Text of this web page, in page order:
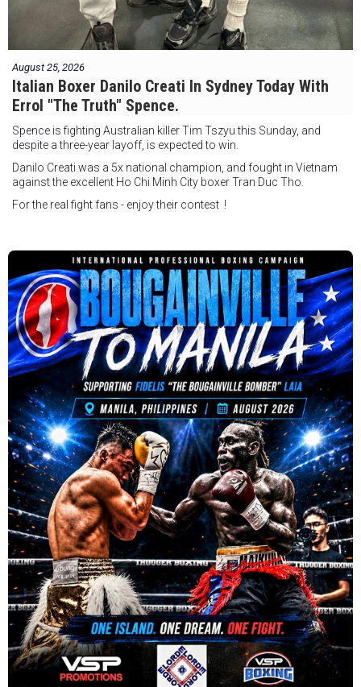
August 25, 2026
Italian Boxer Danilo Creati In Sydney Today With
Errol "The Truth" Spence.
Spence is fighting Australian killer Tim Tszyu this Sunday, and
despite a three-year layoff, is expected to win.
Danilo Creati was a 5x national champion, and fought in Vietnam
against the excellent Ho Chi Minh City boxer Tran Duc Tho.
For the real fight fans - enjoy their contest !